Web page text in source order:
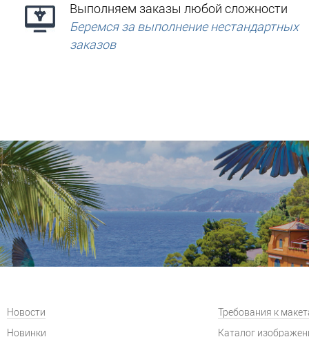
Выполняем заказы любой сложности
Беремся за выполнение нестандартных
заказов
Новости
Новинки
Требования к
Каталог